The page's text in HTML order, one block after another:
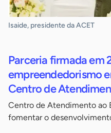
Isaide, presidente da ACET
Parceria firmada em
empreendedorismo
Centro de
Centro de Atendimento ao
fomentar o